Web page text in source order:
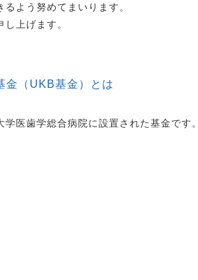
よう努めてまいります。
上げます。
金（UKB基金）とは
医歯学総合病院に設置された基金です。